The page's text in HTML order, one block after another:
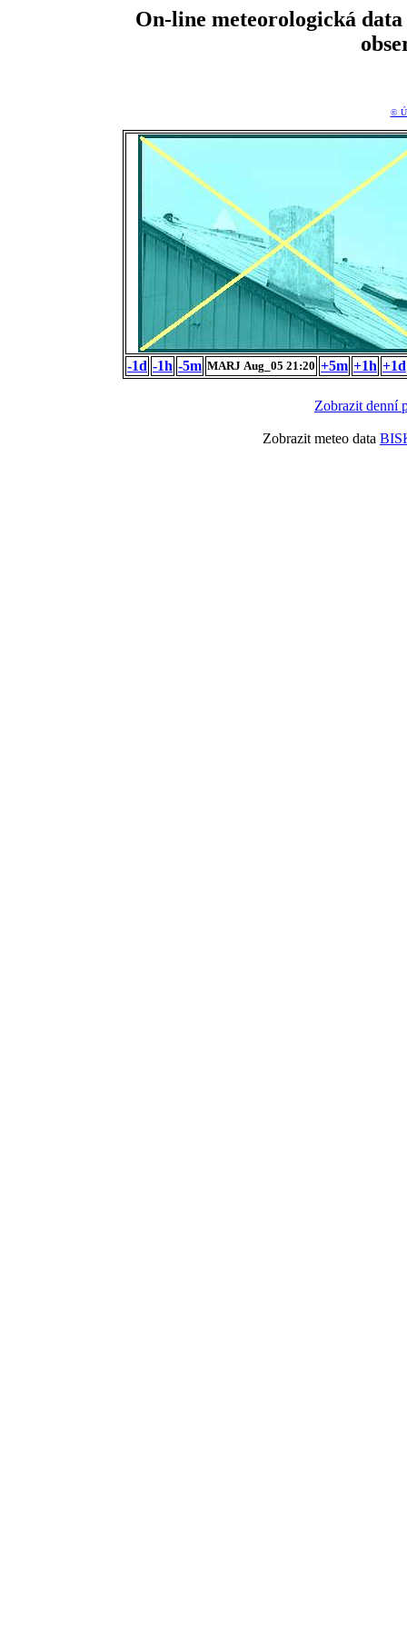
On-line meteorologická
©
-1d -1h -5m MARJ Aug_05 21:20 +5m +1h +1d
Zobrazit denní
Zobrazit meteo data